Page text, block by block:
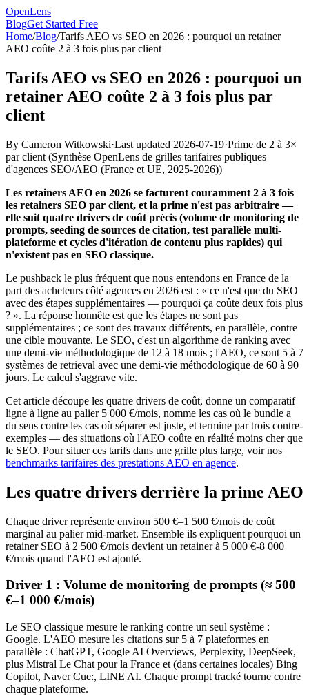
OpenLens
BlogGet Started Free
Home/Blog/Tarifs AEO vs SEO en 2026 : pourquoi un retainer
AEO coûte 2 à 3 fois plus par client
Tarifs AEO vs SEO en 2026 : pourquoi un
retainer AEO coûte 2 à 3 fois plus par
client
By Cameron Witkowski·Last updated 2026-07-19·Prime de 2 à 3×
par client (Synthèse OpenLens de grilles tarifaires publiques
d'agences SEO/AEO (France et UE, 2025-2026))
Les retainers AEO en 2026 se facturent couramment 2 à 3 fois
les retainers SEO par client, et la prime n'est pas arbitraire —
elle suit quatre drivers de coût précis (volume de monitoring de
prompts, seeding de sources de citation, test parallèle multi-
plateforme et cycles d'itération de contenu plus rapides) qui
n'existent pas en SEO classique.
Le pushback le plus fréquent que nous entendons en France de la
part des acheteurs côté agences en 2026 est : « ce n'est que du SEO
avec des étapes supplémentaires — pourquoi ça coûte deux fois plus
? ». La réponse honnête est que les étapes ne sont pas
supplémentaires ; ce sont des travaux différents, en parallèle, contre
une cible mouvante. Le SEO, c'est un algorithme de ranking avec
une demi-vie méthodologique de 12 à 18 mois ; l'AEO, ce sont 5 à 7
systèmes de retrieval avec une demi-vie méthodologique de 60 à 90
jours. Le calcul s'aggrave vite.
Cet article découpe les quatre drivers de coût, donne un comparatif
ligne à ligne au palier 5 000 €/mois, nomme les cas où le bundle a
du sens contre les cas où séparer est juste, et termine par trois contre-
exemples — des situations où l'AEO coûte en réalité moins cher que
le SEO. Pour situer ces tarifs dans une grille plus large, voir nos
benchmarks tarifaires des prestations AEO en agence.
Les quatre drivers derrière la prime AEO
Chaque driver représente environ 500 €–1 500 €/mois de coût
marginal au palier mid-market. Ensemble ils expliquent pourquoi un
retainer SEO à 2 500 €/mois devient un retainer à 5 000 €-8 000
€/mois quand l'AEO est ajouté.
Driver 1 : Volume de monitoring de prompts (≈ 500
€–1 000 €/mois)
Le SEO classique mesure le ranking contre un seul système :
Google. L'AEO mesure les citations sur 5 à 7 plateformes en
parallèle : ChatGPT, Google AI Overviews, Perplexity, DeepSeek,
plus Mistral Le Chat pour la France et (dans certaines locales) Bing
Copilot, Naver Cue:, LINE AI. Chaque prompt tracké tourne contre
chaque plateforme.